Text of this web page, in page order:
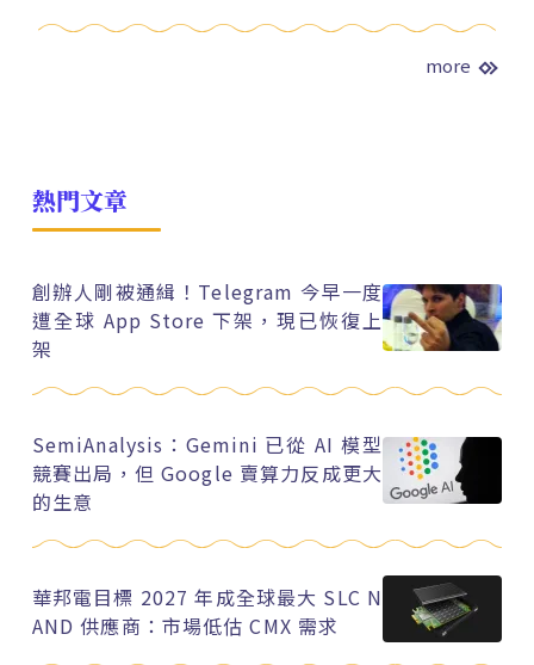
more
熱門文章
創辦人剛被通緝！Telegram 今早一度
遭全球 App Store 下架，現已恢復上
架
SemiAnalysis：Gemini 已從 AI 模型
競賽出局，但 Google 賣算力反成更大
的生意
華邦電目標 2027 年成全球最大 SLC N
AND 供應商：市場低估 CMX 需求